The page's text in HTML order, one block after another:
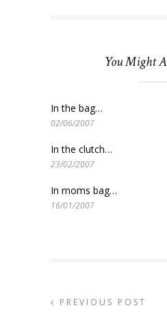
You Might
In the bag…
02/06/2007
In the clutch…
23/02/2007
In moms bag…
16/01/2007
PREVIOUS POST